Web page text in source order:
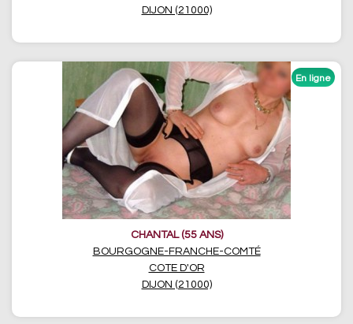
DIJON (21000)
CHANTAL (55 ANS)
BOURGOGNE-FRANCHE-COMTÉ
COTE D'OR
DIJON (21000)